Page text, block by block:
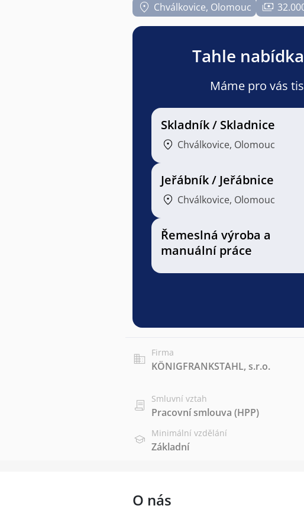
Chválkovice, Olomouc
Tahle
Máme pro vás
Skladník / Skladnice
Chválkovice, Olomouc
Jeřábník / Jeřábnice
Chválkovice, Olomouc
Řemeslná výroba a
manuální práce
Firma
KÖNIGFRANKSTAHL, s.r.o.
Smluvní vztah
Pracovní smlouva (HPP)
Minimální vzdělání
Základní
O nás